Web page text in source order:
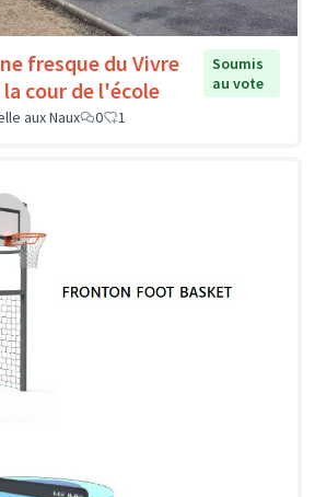
fresque du Vivre
cour de l'école
Soumis
au vote
aux Naux
0 1